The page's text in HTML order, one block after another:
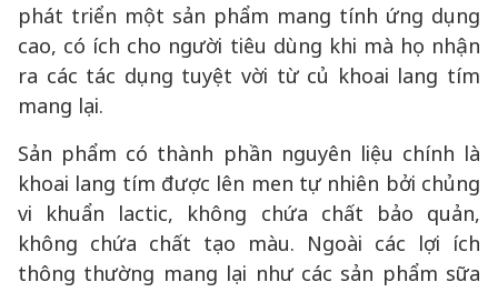
phát triển một sản phẩm mang tính ứng dụng
cao, có ích cho người tiêu dùng khi mà họ nhận
ra các tác dụng tuyệt vời từ củ khoai lang tím
mang lại.
Sản phẩm có thành phần nguyên liệu chính là
khoai lang tím được lên men tự nhiên bởi chủng
vi khuẩn lactic, không chứa chất bảo quản,
không chứa chất tạo màu. Ngoài các lợi ích
thông thường mang lại như các sản phẩm sữa